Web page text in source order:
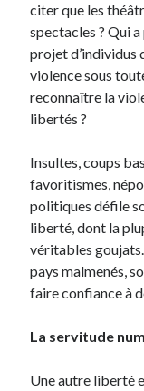
citer que les
spectacles ? Qui
projet d’individus
violence sous
reconnaître la
libertés ?
Insultes, coups
favoritismes,
politiques défile
liberté, dont la
véritables
pays malmenés,
faire confiance à
La servitude
Une autre liberté